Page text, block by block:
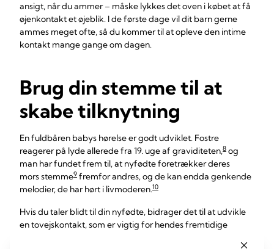
ansigt, når du ammer – måske lykkes det oven i købet at få
øjenkontakt et øjeblik. I de første dage vil dit barn gerne
ammes meget ofte, så du kommer til at opleve den intime
kontakt mange gange om dagen.
Brug din stemme til at
skabe tilknytning
En fuldbåren babys hørelse er godt udviklet. Fostre
reagerer på lyde allerede fra 19. uge af graviditeten,8 og
man har fundet frem til, at nyfødte foretrækker deres
mors stemme9 fremfor andres, og de kan endda genkende
melodier, de har hørt i livmoderen.10
Hvis du taler blidt til din nyfødte, bidrager det til at udvikle
en tovejskontakt, som er vigtig for hendes fremtidige